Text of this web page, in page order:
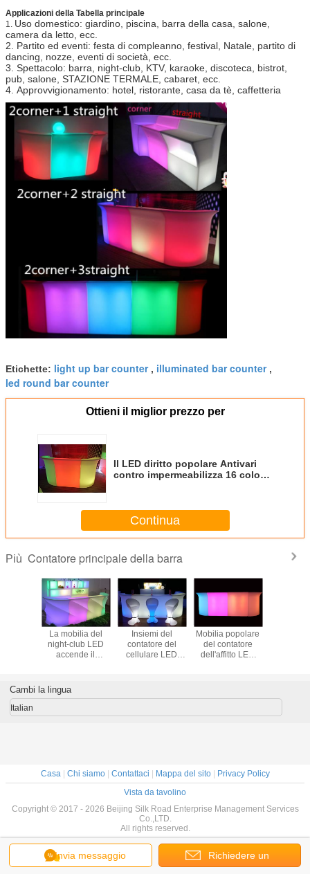
Applicazioni della Tabella principale
1. Uso domestico: giardino, piscina, barra della casa, salone,
camera da letto, ecc.
2. Partito ed eventi: festa di compleanno, festival, Natale, partito di
dancing, nozze, eventi di società, ecc.
3. Spettacolo: barra, night-club, KTV, karaoke, discoteca, bistrot,
pub, salone, STAZIONE TERMALE, cabaret, ecc.
4. Approvvigionamento: hotel, ristorante, casa da tè, caffetteria
Etichette: light up bar counter, illuminated bar counter,
led round bar counter
Ottieni il miglior prezzo per
Il LED diritto popolare Antivari
contro impermeabilizza 16 colori
Continua
Più Contatore principale della barra
di
La mobilia del
night-club LED
accende il
l'Accumulatore
litio-ione
Insiemi del
contatore del
cellulare LED
della bevanda del
Mobilia popolare
del contatore
dell'affitto LED
variopinto
Invia messaggio Richiedere un
Cambi la lingua
Italian
Casa| Chi siamo| Contattaci Mappa del sito|
Privacy Policy
Vista da tavolino
Copyright © 2017 - 2026 Beijing Silk Road Enterprise Management Services
Co.,LTD.
All rights reserved.